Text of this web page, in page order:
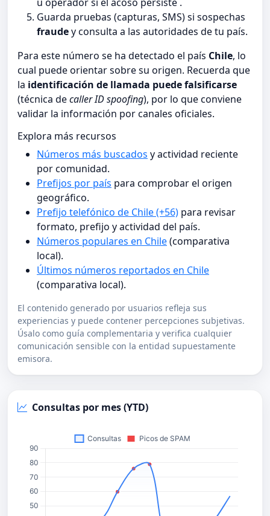
Guarda pruebas (capturas, SMS) si sospechas
fraudey consulta a las autoridades de tu país.
Para este número se ha detectado el país Chile, lo
cual puede orientar sobre su origen. Recuerda que
la identificación de llamada puede falsificarse
(técnica decaller ID spoofing), por lo que conviene
validar la información por canales oficiales.
Explora más recursos
Números más buscados y actividad reciente
por comunidad.
Prefijos por país para comprobar el origen
geográfico.
Prefijo telefónico de Chile (+56) para revisar
formato, prefijo y actividad del país.
Números populares en Chile(comparativa
local).
Últimos números reportados en Chile
(comparativa local).
El contenido generado por usuarios refleja sus
experiencias y puede contener percepciones subjetivas.
Úsalo como guía complementaria y verifica cualquier
comunicación sensible con la entidad supuestamente
emisora.
Consultas por mes (YTD)